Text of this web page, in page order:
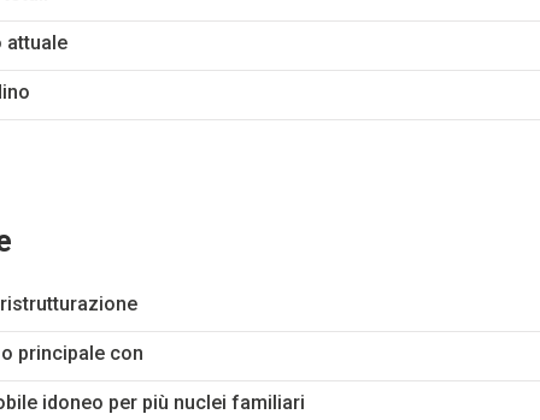
attuale
principale con
idoneo per più nuclei familiari